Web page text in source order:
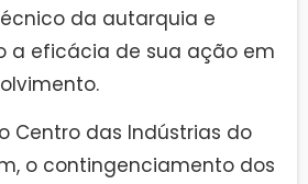
da autarquia e
a eficácia de sua ação em
Centro das Indústrias do
o contingenciamento dos